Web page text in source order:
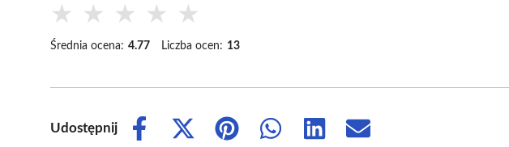
★ ★ ★ ★ ★
Średnia ocena: 4.77 Liczba ocen: 13
Udostępnij
Share
Share
Share
Share
Share
Share